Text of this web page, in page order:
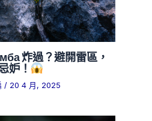
炸過？避開雷區，
妒！
/ 20 4 月, 2025